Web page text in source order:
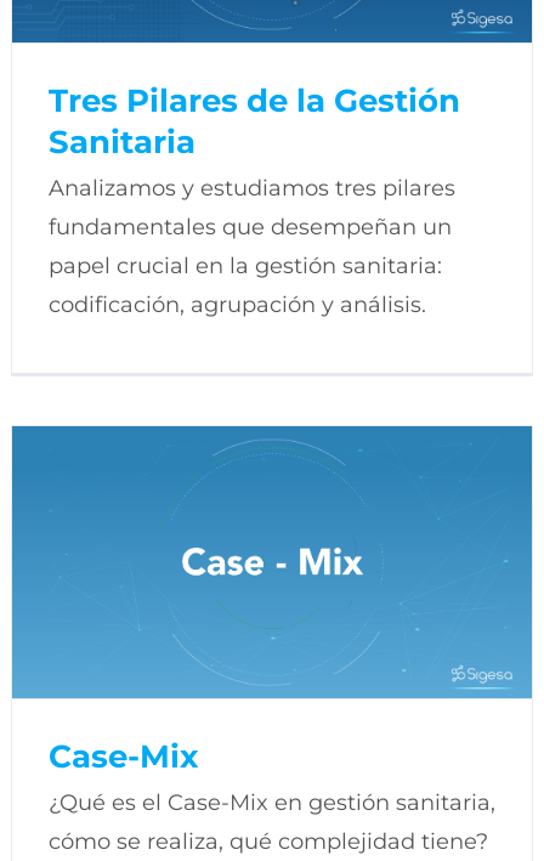
Tres Pilares de la Gestión
Sanitaria
Analizamos y estudiamos tres pilares
fundamentales que desempeñan un
papel crucial en la gestión sanitaria:
codificación, agrupación y análisis.
Case-Mix
¿Qué es el Case-Mix en gestión sanitaria,
cómo se realiza, qué complejidad tiene?